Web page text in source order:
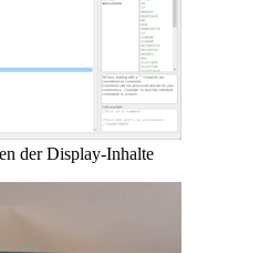
der Display-Inhalte